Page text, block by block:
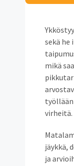
sekä
mikä
virheitä.
jäykkä,
ja